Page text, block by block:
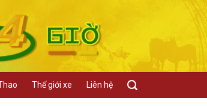
Thế giới xe Liên hệ